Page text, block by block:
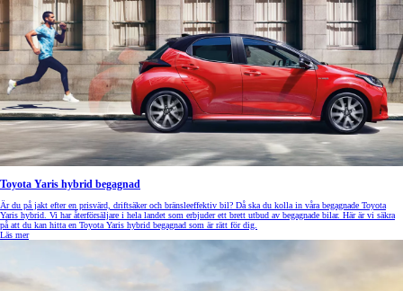
Toyota Yaris hybrid begagnad
Är du på jakt efter en prisvärd, driftsäker och bränsleeffektiv bil? Då ska du kolla in våra begagnade Toyota
Yaris hybrid. Vi har återförsäljare i hela landet som erbjuder ett brett utbud av begagnade bilar. Här är vi säkra
på att du kan hitta en Toyota Yaris hybrid begagnad som är rätt för dig.
Läs mer